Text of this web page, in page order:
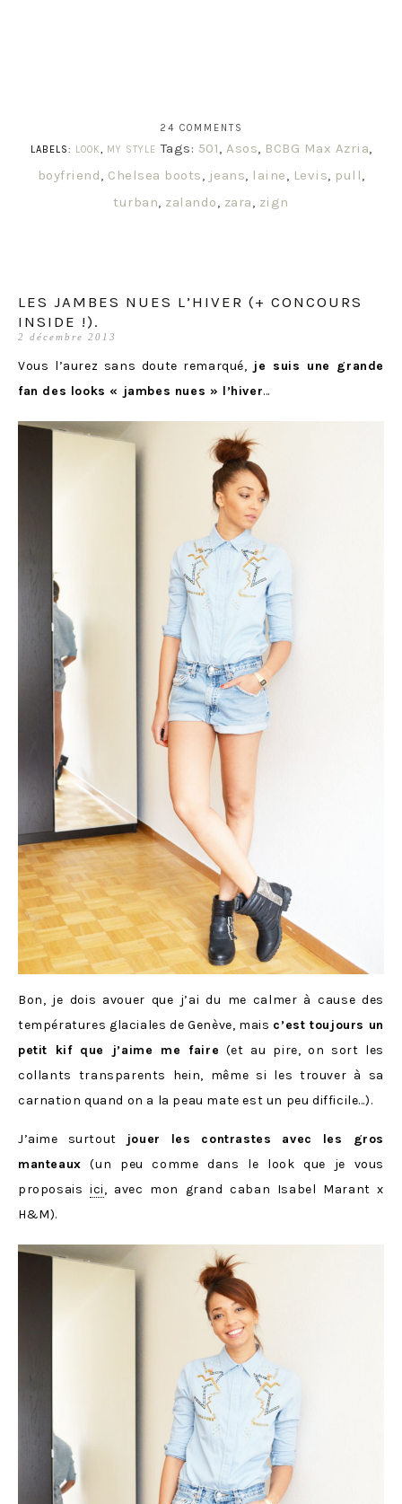
24 COMMENTS
LABELS:
LOOK, MY STYLE Tags: 501, Asos, BCBG Max Azria,
boyfriend, Chelsea boots, jeans, laine, Levis, pull,
turban, zalando, zara, zign
LES JAMBES NUES L’HIVER (+ CONCOURS
INSIDE !).
2 décembre 2013
Vous l’aurez sans doute remarqué, je suis une grande
fan des looks « jambes nues » l’hiver…
Bon, je dois avouer que j’ai du me calmer à cause des
températures glaciales de Genève, mais c’est toujours un
petit kif que j’aime me faire (et au pire, on sort les
collants transparents hein, même si les trouver à sa
carnation quand on a la peau mate est un peu difficile…).
J’aime surtout
jouer les contrastes avec les gros
manteaux (un peu comme dans le look que je vous
proposaisici, avec mon grand caban Isabel Marant x
H&M).